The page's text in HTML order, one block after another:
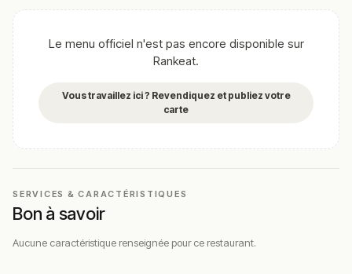
validation humaine.
nous aider en vous rendant sur :Améliorer la fiche de cet
Le menu officiel n'est pas encore disponible sur
Rankeat.
Vous travaillez ici ? Revendiquez et publiez votre
carte
SERVICES & CARACTÉRISTIQUES
Bon à savoir
Aucune caractéristique renseignée pour ce restaurant.